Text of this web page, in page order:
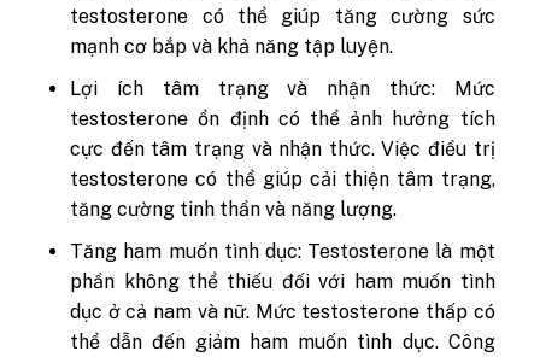
testosterone có thể giúp tăng cường sức
mạnh cơ bắp và khả năng tập luyện.
Lợi ích tâm trạng và nhận thức: Mức
testosterone ổn định có thể ảnh hưởng tích
cực đến tâm trạng và nhận thức. Việc điều trị
testosterone có thể giúp cải thiện tâm trạng,
tăng cường tinh thần và năng lượng.
Tăng ham muốn tình dục: Testosterone là một
phần không thể thiếu đối với ham muốn tình
dục ở cả nam và nữ. Mức testosterone thấp có
thể dẫn đến giảm ham muốn tình dục. Công